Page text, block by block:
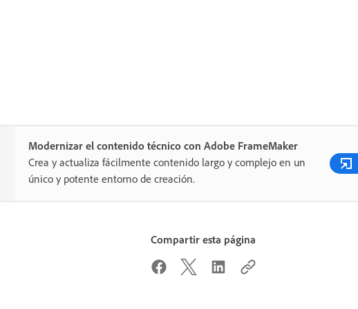
Modernizar el contenido técnico con Adobe FrameMaker
Crea y actualiza fácilmente contenido largo y complejo en un
único y potente entorno de creación.
Compartir esta página